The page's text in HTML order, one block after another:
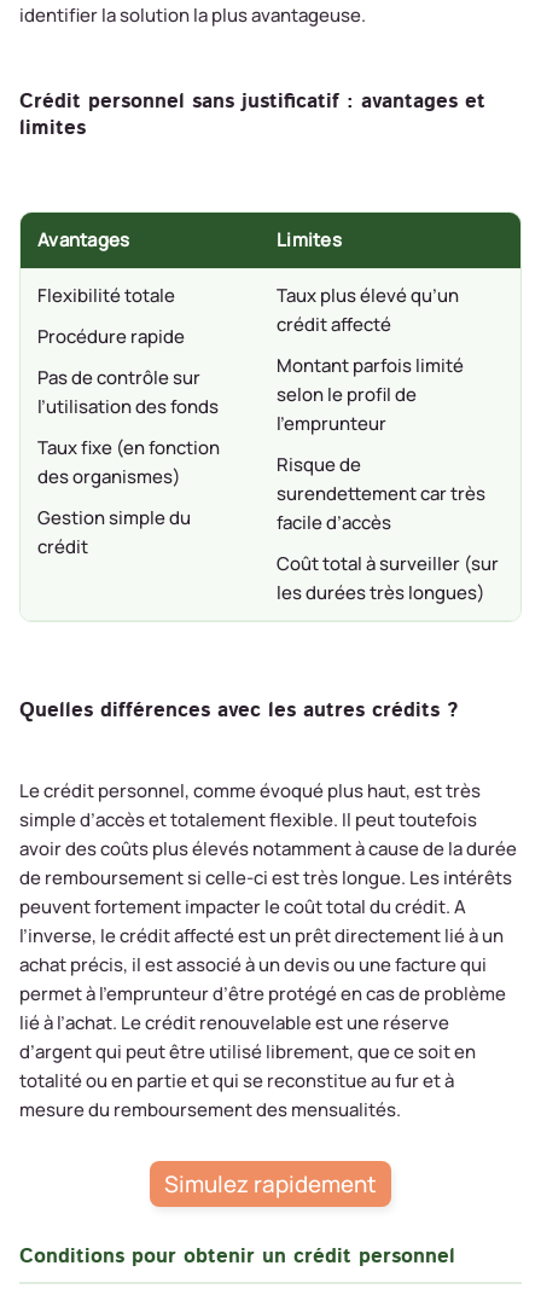
identifier la solution la plus avantageuse.
Crédit personnel sans justificatif : avantages et
limites
Avantages Limites
Flexibilité totale
Procédure rapide
Pas de contrôle sur
l’utilisation des fonds
Taux fixe (en fonction
des organismes)
Gestion simple du
crédit
Taux plus élevé qu’un
crédit affecté
Montant parfois limité
selon le profil de
l’emprunteur
Risque de
surendettement car très
facile d’accès
Coût total à surveiller (sur
les durées très longues)
Quelles différences avec les autres crédits ?
Le crédit personnel, comme évoqué plus haut, est très
simple d’accès et totalement flexible. Il peut toutefois
avoir des coûts plus élevés notamment à cause de la durée
de remboursement si celle-ci est très longue. Les intérêts
peuvent fortement impacter le coût total du crédit. A
l’inverse, le crédit affecté est un prêt directement lié à un
achat précis, il est associé à un devis ou une facture qui
permet à l’emprunteur d’être protégé en cas de problème
lié à l’achat. Le crédit renouvelable est une réserve
d’argent qui peut être utilisé librement, que ce soit en
totalité ou en partie et qui se reconstitue au fur et à
mesure du remboursement des mensualités.
Simulez rapidement
Conditions pour obtenir un crédit personnel